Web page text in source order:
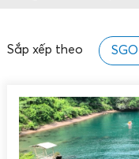
Sắp xếp theo